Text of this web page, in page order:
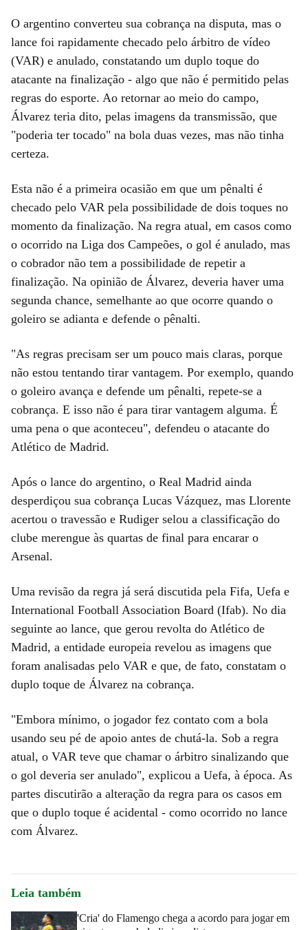
O argentino converteu sua cobrança na disputa, mas o
lance foi rapidamente checado pelo árbitro de vídeo
(VAR) e anulado, constatando um duplo toque do
atacante na finalização - algo que não é permitido pelas
regras do esporte. Ao retornar ao meio do campo,
Álvarez teria dito, pelas imagens da transmissão, que
"poderia ter tocado" na bola duas vezes, mas não tinha
certeza.
Esta não é a primeira ocasião em que um pênalti é
checado pelo VAR pela possibilidade de dois toques no
momento da finalização. Na regra atual, em casos como
o ocorrido na Liga dos Campeões, o gol é anulado, mas
o cobrador não tem a possibilidade de repetir a
finalização. Na opinião de Álvarez, deveria haver uma
segunda chance, semelhante ao que ocorre quando o
goleiro se adianta e defende o pênalti.
"As regras precisam ser um pouco mais claras, porque
não estou tentando tirar vantagem. Por exemplo, quando
o goleiro avança e defende um pênalti, repete-se a
cobrança. E isso não é para tirar vantagem alguma. É
uma pena o que aconteceu", defendeu o atacante do
Atlético de Madrid.
Após o lance do argentino, o Real Madrid ainda
desperdiçou sua cobrança Lucas Vázquez, mas Llorente
acertou o travessão e Rudiger selou a classificação do
clube merengue às quartas de final para encarar o
Arsenal.
Uma revisão da regra já será discutida pela Fifa, Uefa e
International Football Association Board (Ifab). No dia
seguinte ao lance, que gerou revolta do Atlético de
Madrid, a entidade europeia revelou as imagens que
foram analisadas pelo VAR e que, de fato, constatam o
duplo toque de Álvarez na cobrança.
"Embora mínimo, o jogador fez contato com a bola
usando seu pé de apoio antes de chutá-la. Sob a regra
atual, o VAR teve que chamar o árbitro sinalizando que
o gol deveria ser anulado", explicou a Uefa, à época. As
partes discutirão a alteração da regra para os casos em
que o duplo toque é acidental - como ocorrido no lance
com Álvarez.
Leia também
'Cria' do Flamengo chega a acordo para jogar em